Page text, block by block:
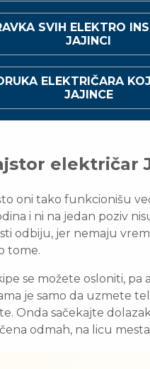
SVIH ELEKTRO
JAJINCI
ELEKTRIČARA
JAJINCE
električar
oni tako funkcionišu
i ni na jedan poziv
odbiju, jer nemaju
tome.
se možete osloniti, pa
je samo da uzmete
Onda sačekajte
odmah, na licu